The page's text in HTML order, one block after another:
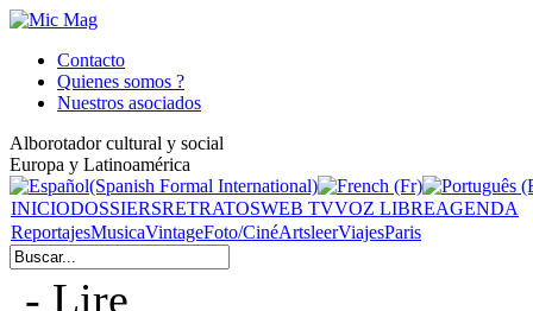
Contacto
Quienes somos ?
Nuestros asociados
Alborotador cultural y social
Europa y Latinoamérica
INICIODOSSIERSRETRATOSWEB TVVOZ LIBREAGENDA
ReportajesMusicaVintageFoto/CinéArtsleerViajesParis
- Lire